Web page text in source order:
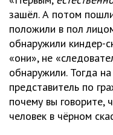
зашёл. А потом
положили в пол
обнаружили киндер-
«они», не
обнаружили. Тогда
представитель по
почему вы говорите,
человек в чёрном